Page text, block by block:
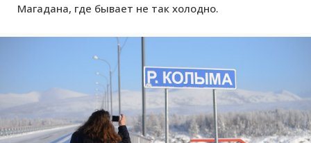
Магадана, где бывает не так холодно.